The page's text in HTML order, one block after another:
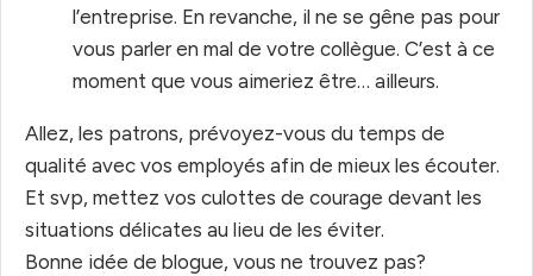
l’entreprise. En revanche, il ne se gêne pas pour
vous parler en mal de votre collègue. C’est à ce
moment que vous aimeriez être… ailleurs.
Allez, les patrons, prévoyez-vous du temps de
qualité avec vos employés afin de mieux les écouter.
Et svp, mettez vos culottes de courage devant les
situations délicates au lieu de les éviter.
Bonne idée de blogue, vous ne trouvez pas?